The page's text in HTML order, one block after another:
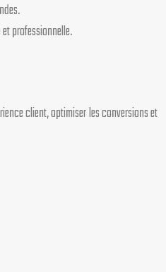
professionnelle.
client, optimiser les conversions et